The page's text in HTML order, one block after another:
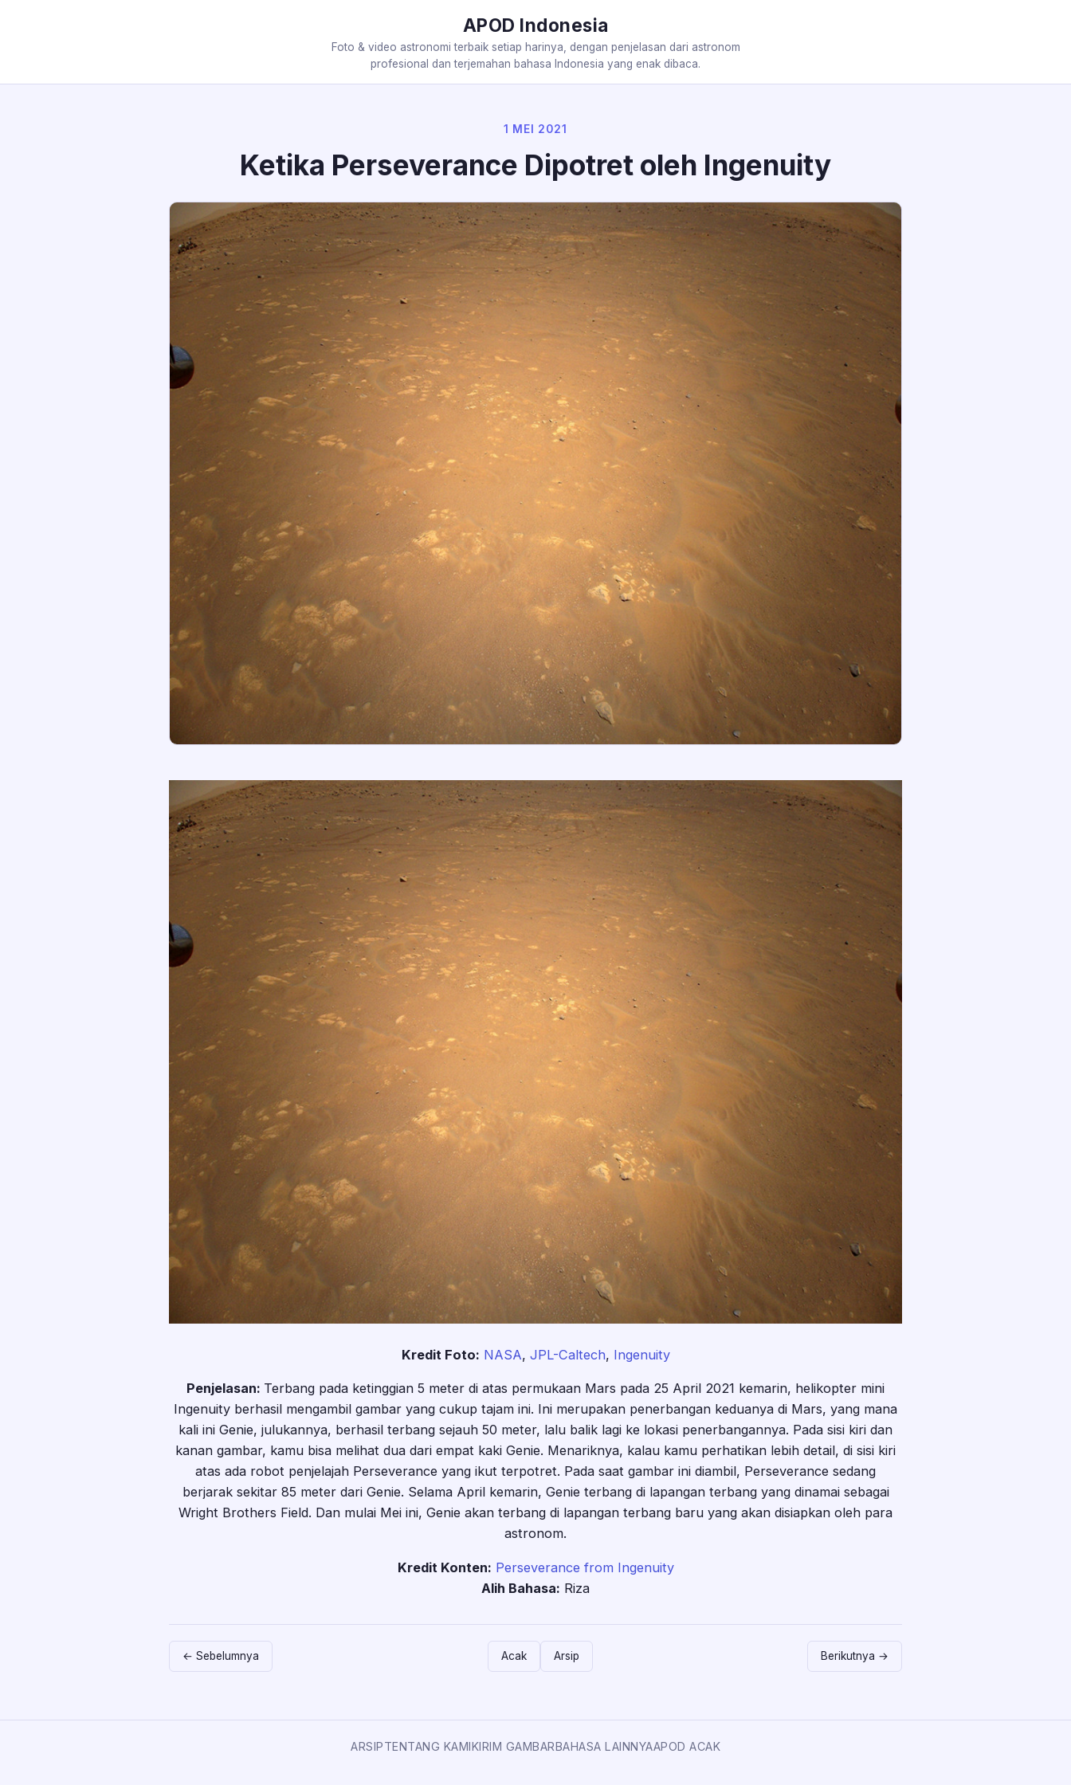
APOD Indonesia
Foto & video astronomi terbaik setiap harinya, dengan penjelasan dari astronom
profesional dan terjemahan bahasa Indonesia yang enak dibaca.
1 MEI 2021
Ketika Perseverance Dipotret oleh Ingenuity
Kredit Foto: NASA, JPL-Caltech, Ingenuity
Penjelasan: Terbang pada ketinggian 5 meter di atas permukaan Mars pada 25 April 2021 kemarin, helikopter mini
Ingenuity berhasil mengambil gambar yang cukup tajam ini. Ini merupakan penerbangan keduanya di Mars, yang mana
kali ini Genie, julukannya, berhasil terbang sejauh 50 meter, lalu balik lagi ke lokasi penerbangannya. Pada sisi kiri dan
kanan gambar, kamu bisa melihat dua dari empat kaki Genie. Menariknya, kalau kamu perhatikan lebih detail, di sisi kiri
atas ada robot penjelajah Perseverance yang ikut terpotret. Pada saat gambar ini diambil, Perseverance sedang
berjarak sekitar 85 meter dari Genie. Selama April kemarin, Genie terbang di lapangan terbang yang dinamai sebagai
Wright Brothers Field. Dan mulai Mei ini, Genie akan terbang di lapangan terbang baru yang akan disiapkan oleh para
astronom.
Kredit Konten: Perseverance from Ingenuity
Alih Bahasa: Riza
← Sebelumnya Acak Arsip Berikutnya →
ARSIPTENTANG KAMIKIRIM GAMBARBAHASA LAINNYAAPOD ACAK